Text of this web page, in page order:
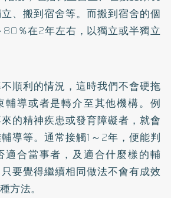
、搬到宿舍等。而搬到宿舍的個
％在2年左右，以獨立或半獨立
順利的情況，這時我們不會硬拖
輔導或者是轉介至其他機構。例
的精神疾患或發育障礙者，就會
導等。通常接觸1～2年，便能判
適合當事者，及適合什麼樣的輔
要覺得繼續相同做法不會有成效
方法。